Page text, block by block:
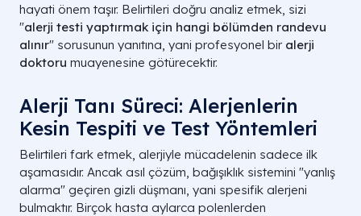
hayati önem taşır. Belirtileri doğru analiz etmek, sizi
"alerji testi yaptırmak için hangi bölümden randevu
alınır" sorusunun yanıtına, yani profesyonel bir alerji
doktoru muayenesine götürecektir.
Alerji Tanı Süreci: Alerjenlerin
Kesin Tespiti ve Test Yöntemleri
Belirtileri fark etmek, alerjiyle mücadelenin sadece ilk
aşamasıdır. Ancak asıl çözüm, bağışıklık sistemini "yanlış
alarma" geçiren gizli düşmanı, yani spesifik alerjeni
bulmaktır. Birçok hasta aylarca polenlerden